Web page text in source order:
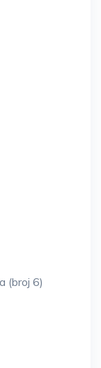
(broj 6)